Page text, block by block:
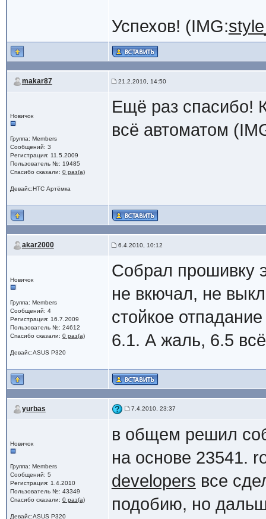
Успехов! (IMG:
makar87 21.2.2010, 14:50
Новичок
Группа: Members
Сообщений: 3
Регистрация: 11.5.2009
Пользователь №: 19485
Спасибо сказали: 0 раз(а)
Девайс:HTC Артёмка
Ещё раз спасибо!
всё автоматом
akar2000 6.4.2010, 10:12
Новичок
Группа: Members
Сообщений: 4
Регистрация: 16.7.2009
Пользователь №: 24612
Спасибо сказали: 0 раз(а)
Девайс:ASUS P320
Собрал прошивку
не вкючал, не
стойкое
6.1. А жаль, 6.5
yurbas 7.4.2010, 23:37
Новичок
Группа: Members
Сообщений: 5
Регистрация: 1.4.2010
Пользователь №: 43349
Спасибо сказали: 0 раз(а)
Девайс:ASUS P320
в общем решил
на основе 23541.
developers все
подобию, но